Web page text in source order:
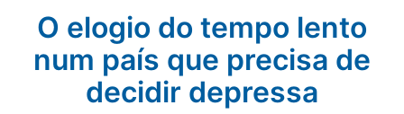
O elogio do tempo lento
num país que precisa de
decidir depressa